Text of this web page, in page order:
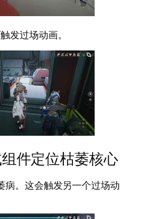
发过场动画。
件定位枯萎核心
病。这会触发另一个过场动